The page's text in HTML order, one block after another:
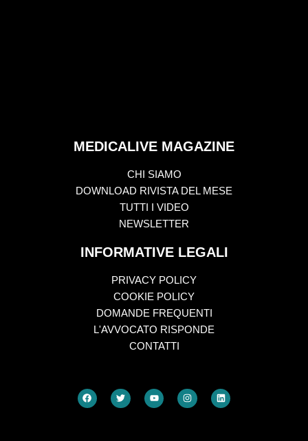
MEDICALIVE MAGAZINE
CHI SIAMO
DOWNLOAD RIVISTA DEL MESE
TUTTI I VIDEO
NEWSLETTER
INFORMATIVE LEGALI
PRIVACY POLICY
COOKIE POLICY
DOMANDE FREQUENTI
L'AVVOCATO RISPONDE
CONTATTI